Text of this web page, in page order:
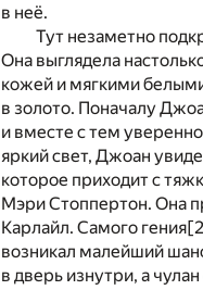
в неё.
Тут незаметно
Она выглядела
кожей и мягкими
в золото. Поначалу
и вместе с тем
яркий свет, Джоан
которое приходит с
Мэри Стоппертон. Она
Карлайл. Самого гения
возникал малейший
в дверь изнутри, а